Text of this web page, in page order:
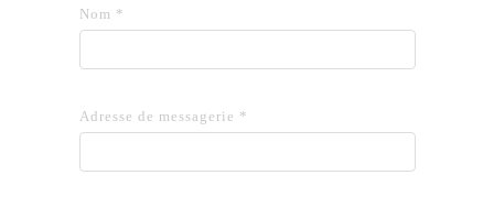
Nom *
Adresse de messagerie *